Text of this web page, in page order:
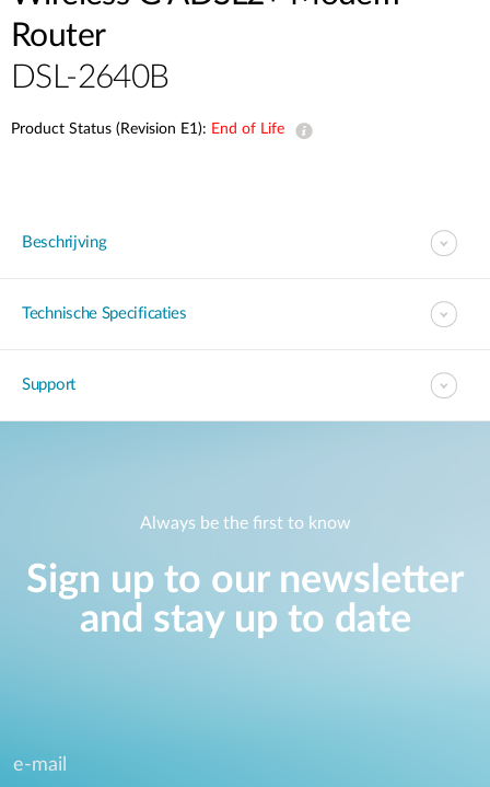
Router
DSL-2640B
Product Status (Revision E1): End of Life
Beschrijving
Technische Specificaties
Support
Always be the first to know
Sign up to our newsletter
and stay up to date